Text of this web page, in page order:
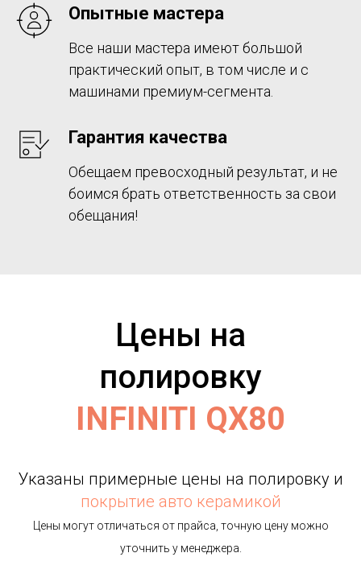
Опытные мастера
Все наши мастера имеют большой
практический опыт, в том числе и с
машинами премиум-сегмента.
Гарантия качества
Обещаем превосходный результат, и не
боимся брать ответственность за свои
обещания!
Цены на
полировку
INFINITI QX80
Указаны примерные цены на полировку и
покрытие авто керамикой
Цены могут отличаться от прайса, точную цену можно
уточнить у менеджера.